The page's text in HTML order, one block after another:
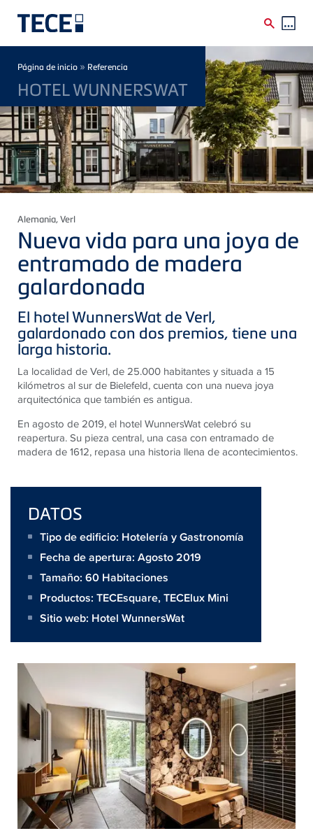
Breadcrumb
Página de inicio » Referencia
HOTEL WUNNERSWAT
Alemania, Verl
Nueva vida para una joya de
entramado de madera
galardonada
El hotel WunnersWat de Verl,
galardonado con dos premios, tiene una
larga historia.
La localidad de Verl, de 25.000 habitantes y situada a 15
kilómetros al sur de Bielefeld, cuenta con una nueva joya
arquitectónica que también es antigua.
En agosto de 2019, el hotel WunnersWat celebró su
reapertura. Su pieza central, una casa con entramado de
madera de 1612, repasa una historia llena de acontecimientos.
DATOS
Tipo de edificio: Hotelería y Gastronomía
Fecha de apertura: Agosto 2019
Tamaño: 60 Habitaciones
Productos: TECEsquare,TECElux Mini
Sitio web: Hotel WunnersWat